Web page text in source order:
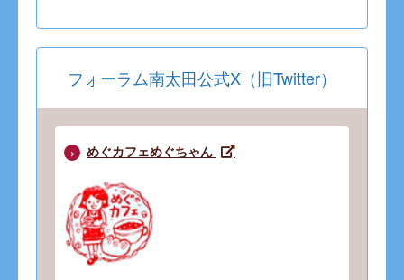
フォーラム南太田公式X（旧Twitter）
めぐカフェめぐちゃん